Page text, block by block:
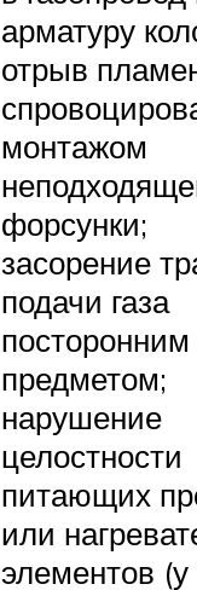
арматуру
отрыв
монтажом
форсунки;
засорение
подачи газа
посторонним
предметом;
нарушение
целостности
питающих
или
элементов (у